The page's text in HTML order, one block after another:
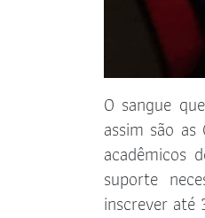
O sangue
assim são
acadêmicos
suporte
inscrever até